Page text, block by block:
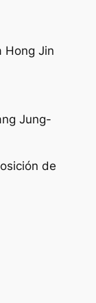
Hong Jin